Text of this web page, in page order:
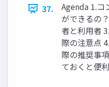
37.
Agenda 1.コ
ができるの
者と利用者
際の注意点
際の推奨事
ておくと便